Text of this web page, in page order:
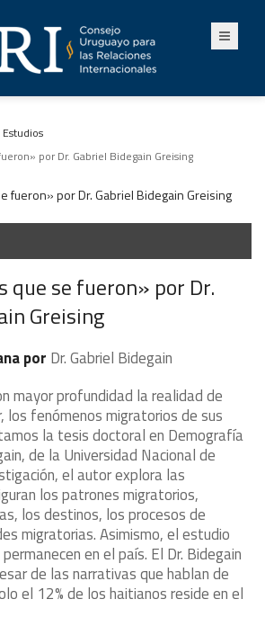
Estudios
por Dr. Gabriel Bidegain Greising
que se fueron» por Dr.
Greising
por Dr. Gabriel Bidegain
mayor profundidad la realidad de
los fenómenos migratorios de sus
la tesis doctoral en Demografía
de la Universidad Nacional de
el autor explora las
los patrones migratorios,
los destinos, los procesos de
migratorias. Asimismo, el estudio
en el país. El Dr. Bidegain
de las narrativas que hablan de
el 12% de los haitianos reside en el